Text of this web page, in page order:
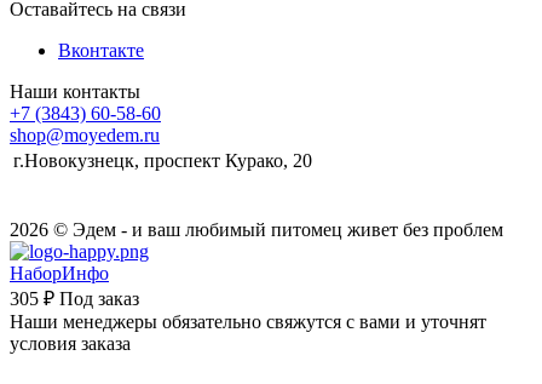
Оставайтесь на связи
Вконтакте
Наши контакты
+7 (3843) 60-58-60
shop@moyedem.ru
г.Новокузнецк, проспект Курако, 20
2026 © Эдем - и ваш любимый питомец живет без проблем
НаборИнфо
305 ₽ Под заказ
Наши менеджеры обязательно свяжутся с вами и уточнят
условия заказа